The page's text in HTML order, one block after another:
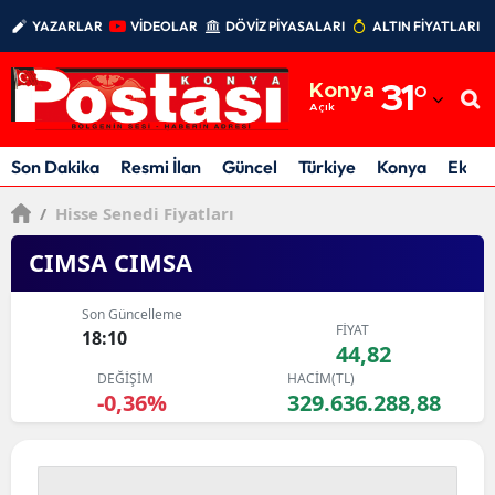
YAZARLAR VİDEOLAR DÖVİZ PİYASALARI ALTIN FİYATLARI
Konya
Açık 31°
Adıyaman
Afyonkarahisar
Ankara
Antalya
Artvin
Aydın
Balıkesir
Son Dakika Resmi İlan Güncel Türkiye Konya
/ Hisse Senedi Fiyatları
CIMSA CIMSA
Son Güncelleme
18:10 FİYAT
44,82
DEĞİŞİM
-0,36%
HACİM(TL)
329.636.288,88